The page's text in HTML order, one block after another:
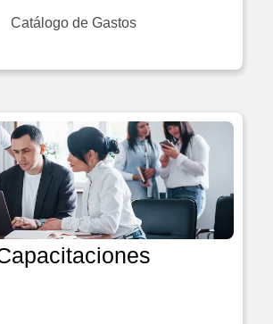
Catálogo de Gastos